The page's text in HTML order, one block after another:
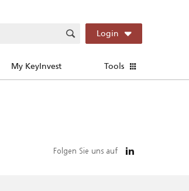
Login
My KeyInvest Tools
Folgen Sie uns auf